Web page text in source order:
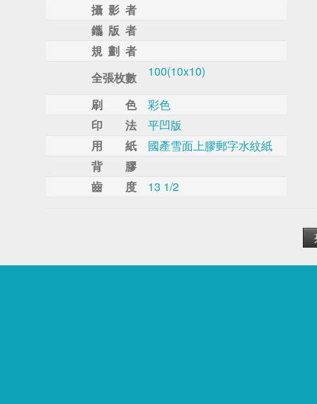
攝 影 者
鑴 版 者
規 劃 者
全張枚數
100(10x10)
刷 色
彩色
印 法
平凹版
用 紙
國產雪面上膠郵字水紋紙
背 膠
齒 度
13 1/2